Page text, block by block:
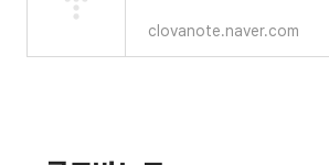
clovanote.naver.com